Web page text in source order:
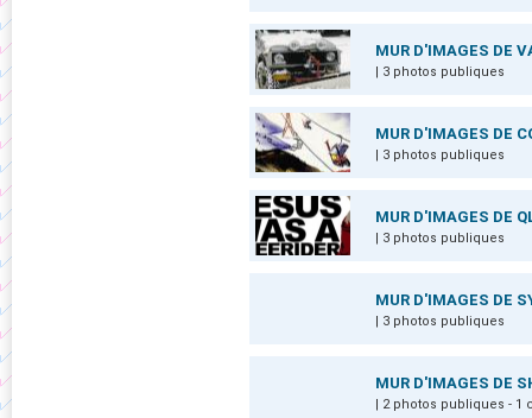
MUR D'IMAGES DE
| 3 photos publiques
MUR D'IMAGES DE
| 3 photos publiques
MUR D'IMAGES DE
| 3 photos publiques
MUR D'IMAGES DE
| 3 photos publiques
MUR D'IMAGES DE
| 2 photos publiques - 1